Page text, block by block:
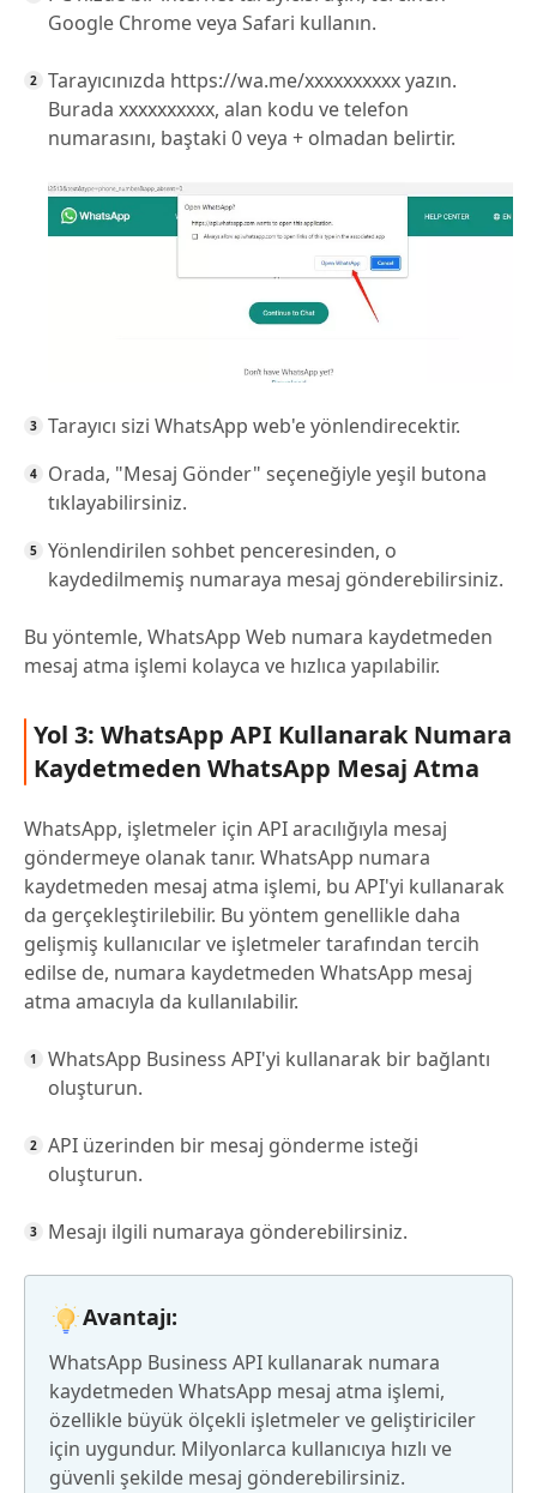
Google Chrome veya Safari kullanın.
Tarayıcınızda https://wa.me/xxxxxxxxxx yazın.
Burada xxxxxxxxxx, alan kodu ve telefon
numarasını, baştaki 0 veya + olmadan belirtir.
Tarayıcı sizi WhatsApp web'e yönlendirecektir.
Orada, "Mesaj Gönder" seçeneğiyle yeşil butona
tıklayabilirsiniz.
Yönlendirilen sohbet penceresinden, o
kaydedilmemiş numaraya mesaj gönderebilirsiniz.
Bu yöntemle, WhatsApp Web numara kaydetmeden
mesaj atma işlemi kolayca ve hızlıca yapılabilir.
Yol 3: WhatsApp API Kullanarak Numara
Kaydetmeden WhatsApp Mesaj Atma
WhatsApp, işletmeler için API aracılığıyla mesaj
göndermeye olanak tanır. WhatsApp numara
kaydetmeden mesaj atma işlemi, bu API'yi kullanarak
da gerçekleştirilebilir. Bu yöntem genellikle daha
gelişmiş kullanıcılar ve işletmeler tarafından tercih
edilse de, numara kaydetmeden WhatsApp mesaj
atma amacıyla da kullanılabilir.
WhatsApp Business API'yi kullanarak bir bağlantı
oluşturun.
API üzerinden bir mesaj gönderme isteği
oluşturun.
Mesajı ilgili numaraya gönderebilirsiniz.
Avantajı:
WhatsApp Business API kullanarak numara
kaydetmeden WhatsApp mesaj atma işlemi,
özellikle büyük ölçekli işletmeler ve geliştiriciler
için uygundur. Milyonlarca kullanıcıya hızlı ve
güvenli şekilde mesaj gönderebilirsiniz.